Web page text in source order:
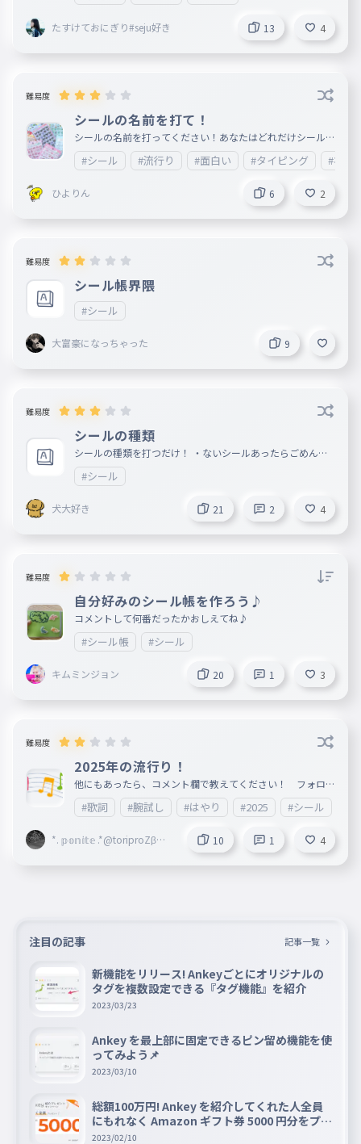
たすけておにぎり#seju好き 13 4
難易度
シールの名前を打て！
シールの名前を打ってください！あなたはどれだけシールの
名前を知ってるいますか？
#シール #流行り #面白い #タイピング #初心
ひよりん 6 2
難易度
シール帳界隈
#シール
大富豪になっちゃった 9
難易度
シールの種類
シールの種類を打つだけ！ ・ないシールあったらごめんな
さい
#シール
犬大好き 21 2 4
難易度
自分好みのシール帳を作ろう♪
コメントして何番だったかおしえてね♪
#シール帳 #シール
キムミンジョン 20 1 3
難易度
2025年の流行り！
他にもあったら、コメント欄で教えてください！ フォロバ
します！ フォロー遅れたらすみません！ 初投稿です！
#歌詞 #腕試し #はやり #2025 #シール
*. 𝕡𝕠𝕟𝕚𝕥𝕖 .*@toriproZβ@Li
10 1 4
注目の記事 記事一覧
新機能をリリース! Ankeyごとにオリジナルの
タグを複数設定できる『タグ機能』を紹介
2023/03/23
Ankey を最上部に固定できるピン留め機能を使
ってみよう📌
2023/03/10
総額100万円! Ankey を紹介してくれた人全員
にもれなく Amazon ギフト券 5000 円分をプレ
ゼントキャンペーン!!
2023/02/10